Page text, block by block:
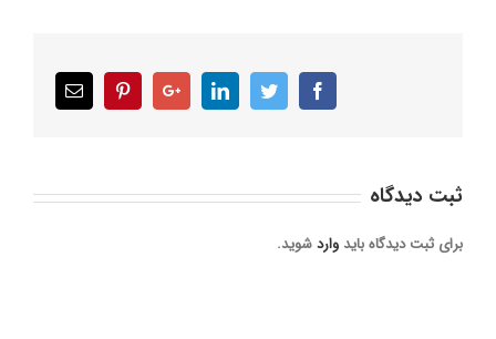
Facebook
Twitter
LinkedIn
Google+
Pinterest
Email
ثبت ديدگاه
برای ثبت دیدگاه باید واردشوید.